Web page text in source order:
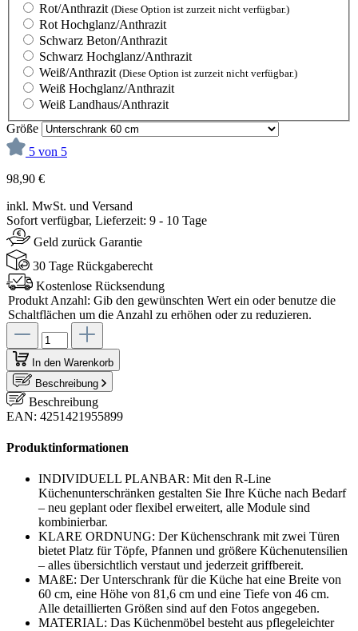
Rot/Anthrazit (Diese Option ist zurzeit nicht verfügbar.)
Rot Hochglanz/Anthrazit
Schwarz Beton/Anthrazit
Schwarz Hochglanz/Anthrazit
Weiß/Anthrazit (Diese Option ist zurzeit nicht verfügbar.)
Weiß Hochglanz/Anthrazit
Weiß Landhaus/Anthrazit
Größe
5 von 5
98,90 €
inkl. MwSt. und Versand
Sofort verfügbar, Lieferzeit: 9 - 10 Tage
Geld zurück Garantie
30 Tage Rückgaberecht
Kostenlose Rücksendung
Produkt Anzahl: Gib den gewünschten Wert ein oder benutze die
Schaltflächen um die Anzahl zu erhöhen oder zu reduzieren.
In den Warenkorb
Beschreibung
Beschreibung
EAN: 4251421955899
Produktinformationen
INDIVIDUELL PLANBAR: Mit den R-Line
Küchenunterschränken gestalten Sie Ihre Küche nach Bedarf
– neu geplant oder flexibel erweitert, alle Module sind
kombinierbar.
KLARE ORDNUNG: Der Küchenschrank mit zwei Türen
bietet Platz für Töpfe, Pfannen und größere Küchenutensilien
– alles übersichtlich verstaut und jederzeit griffbereit.
MAßE: Der Unterschrank für die Küche hat eine Breite von
60 cm, eine Höhe von 81,6 cm und eine Tiefe von 46 cm.
Alle detaillierten Größen sind auf den Fotos angegeben.
MATERIAL: Das Küchenmöbel besteht aus pflegeleichter